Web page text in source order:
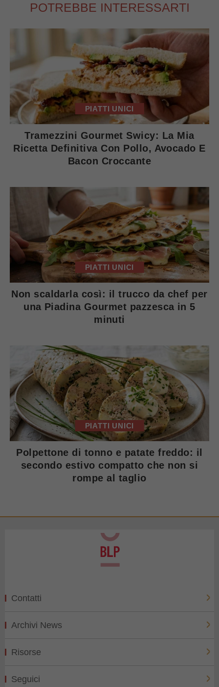
POTREBBE INTERESSARTI
PIATTI UNICI
Tramezzini Gourmet Swicy: La Mia
Ricetta Definitiva Con Pollo, Avocado E
Bacon Croccante
PIATTI UNICI
Non scaldarla così: il trucco da chef per
una Piadina Gourmet pazzesca in 5
minuti
PIATTI UNICI
Polpettone di tonno e patate freddo: il
secondo estivo compatto che non si
rompe al taglio
Contatti
Archivi News
Risorse
Seguici